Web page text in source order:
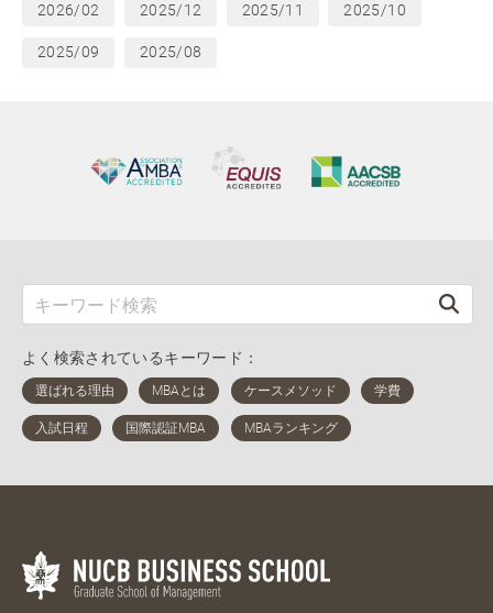
2026/02 2025/12 2025/11 2025/10
2025/09 2025/08
よく検索されているキーワード：